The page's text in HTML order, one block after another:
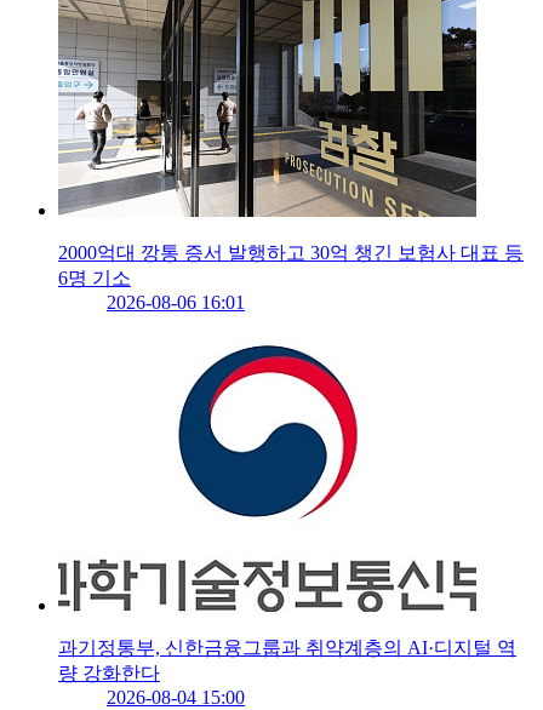
2000억대 깡통 증서 발행하고 30억 챙긴 보험사 대표 등
6명 기소
2026-08-06 16:01
과기정통부, 신한금융그룹과 취약계층의 AI·디지털 역
량 강화한다
2026-08-04 15:00